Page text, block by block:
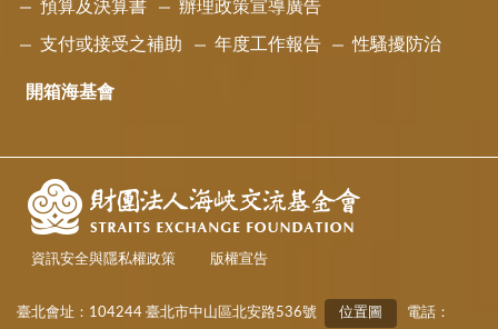
預算及決算書 辦理政策宣導廣告
支付或接受之補助 年度工作報告 性騷擾防治
開箱海基會
資訊安全與隱私權政策 版權宣告
臺北會址：104244 臺北市中山區北安路536號 位置圖
電話：